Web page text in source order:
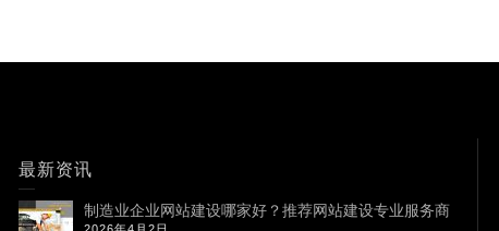
最新资讯
制造业企业网站建设哪家好？推荐网站建设专业服务商